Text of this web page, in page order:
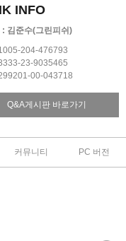
INFO
: 김준수(그린피쉬)
204-476793
23-9035465
00-043718
Q&A게시판 바로가기
커뮤니티 PC 버전